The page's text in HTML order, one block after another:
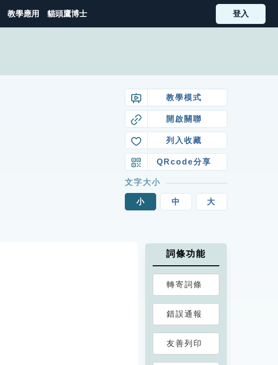
教學應用 貓頭鷹博士 登入
教學模式
開啟關聯
列入收藏
QRcode分享
文字大小
小 中 大
詞條功能
轉寄詞條
錯誤通報
友善列印